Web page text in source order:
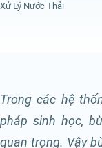
Xử Lý Nước Thải
Trong các hệ
pháp sinh học,
quan trọng. Vậy